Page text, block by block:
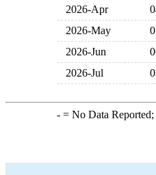
2026-Apr
2026-May
2026-Jun
2026-Jul
-= No Data Reported;